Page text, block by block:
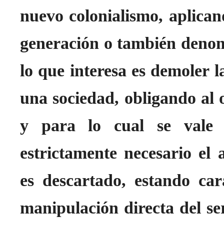
nuevo colonialismo,
generación o también
lo que interesa es demoler
una sociedad, obligando al
y para lo cual se vale
estrictamente necesario el
es descartado, estando
manipulación directa del